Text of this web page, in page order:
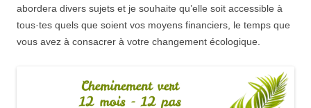
abordera divers sujets et je souhaite qu’elle soit accessible à
tous·tes quels que soient vos moyens financiers, le temps que
vous avez à consacrer à votre changement écologique.